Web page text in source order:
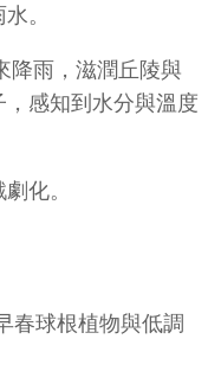
。
降雨，滋潤丘陵與
感知到水分與溫度
化。
春球根植物與低調